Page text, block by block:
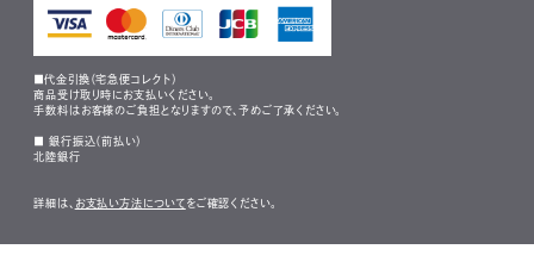
■代金引換（宅急便コレクト）
商品受け取り時にお支払いください。
手数料はお客様のご負担となりますので、予めご了承ください。
■ 銀行振込（前払い）
北陸銀行
詳細は、 お支払い方法について をご確認ください。